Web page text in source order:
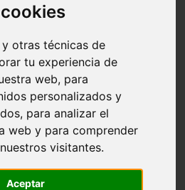
otras técnicas de
tu experiencia de
web, para
personalizados y
para analizar el
web y para comprender
visitantes.
Aceptar
Horarios y Tarifas 2024 》
más la pena